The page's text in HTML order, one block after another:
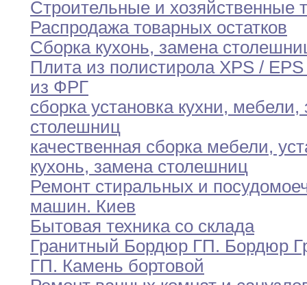
Строительные и хозяйственные
Распродажа товарных остатков
Сборка кухонь, замена
Плита из полистирола XPS /
из ФРГ
сборка установка кухни, мебели,
столешниц
качественная сборка мебели,
кухонь, замена столешниц
Ремонт стиральных и
машин. Киев
Бытовая техника со склада
Гранитный Бордюр ГП. Бордюр
ГП. Камень бортовой